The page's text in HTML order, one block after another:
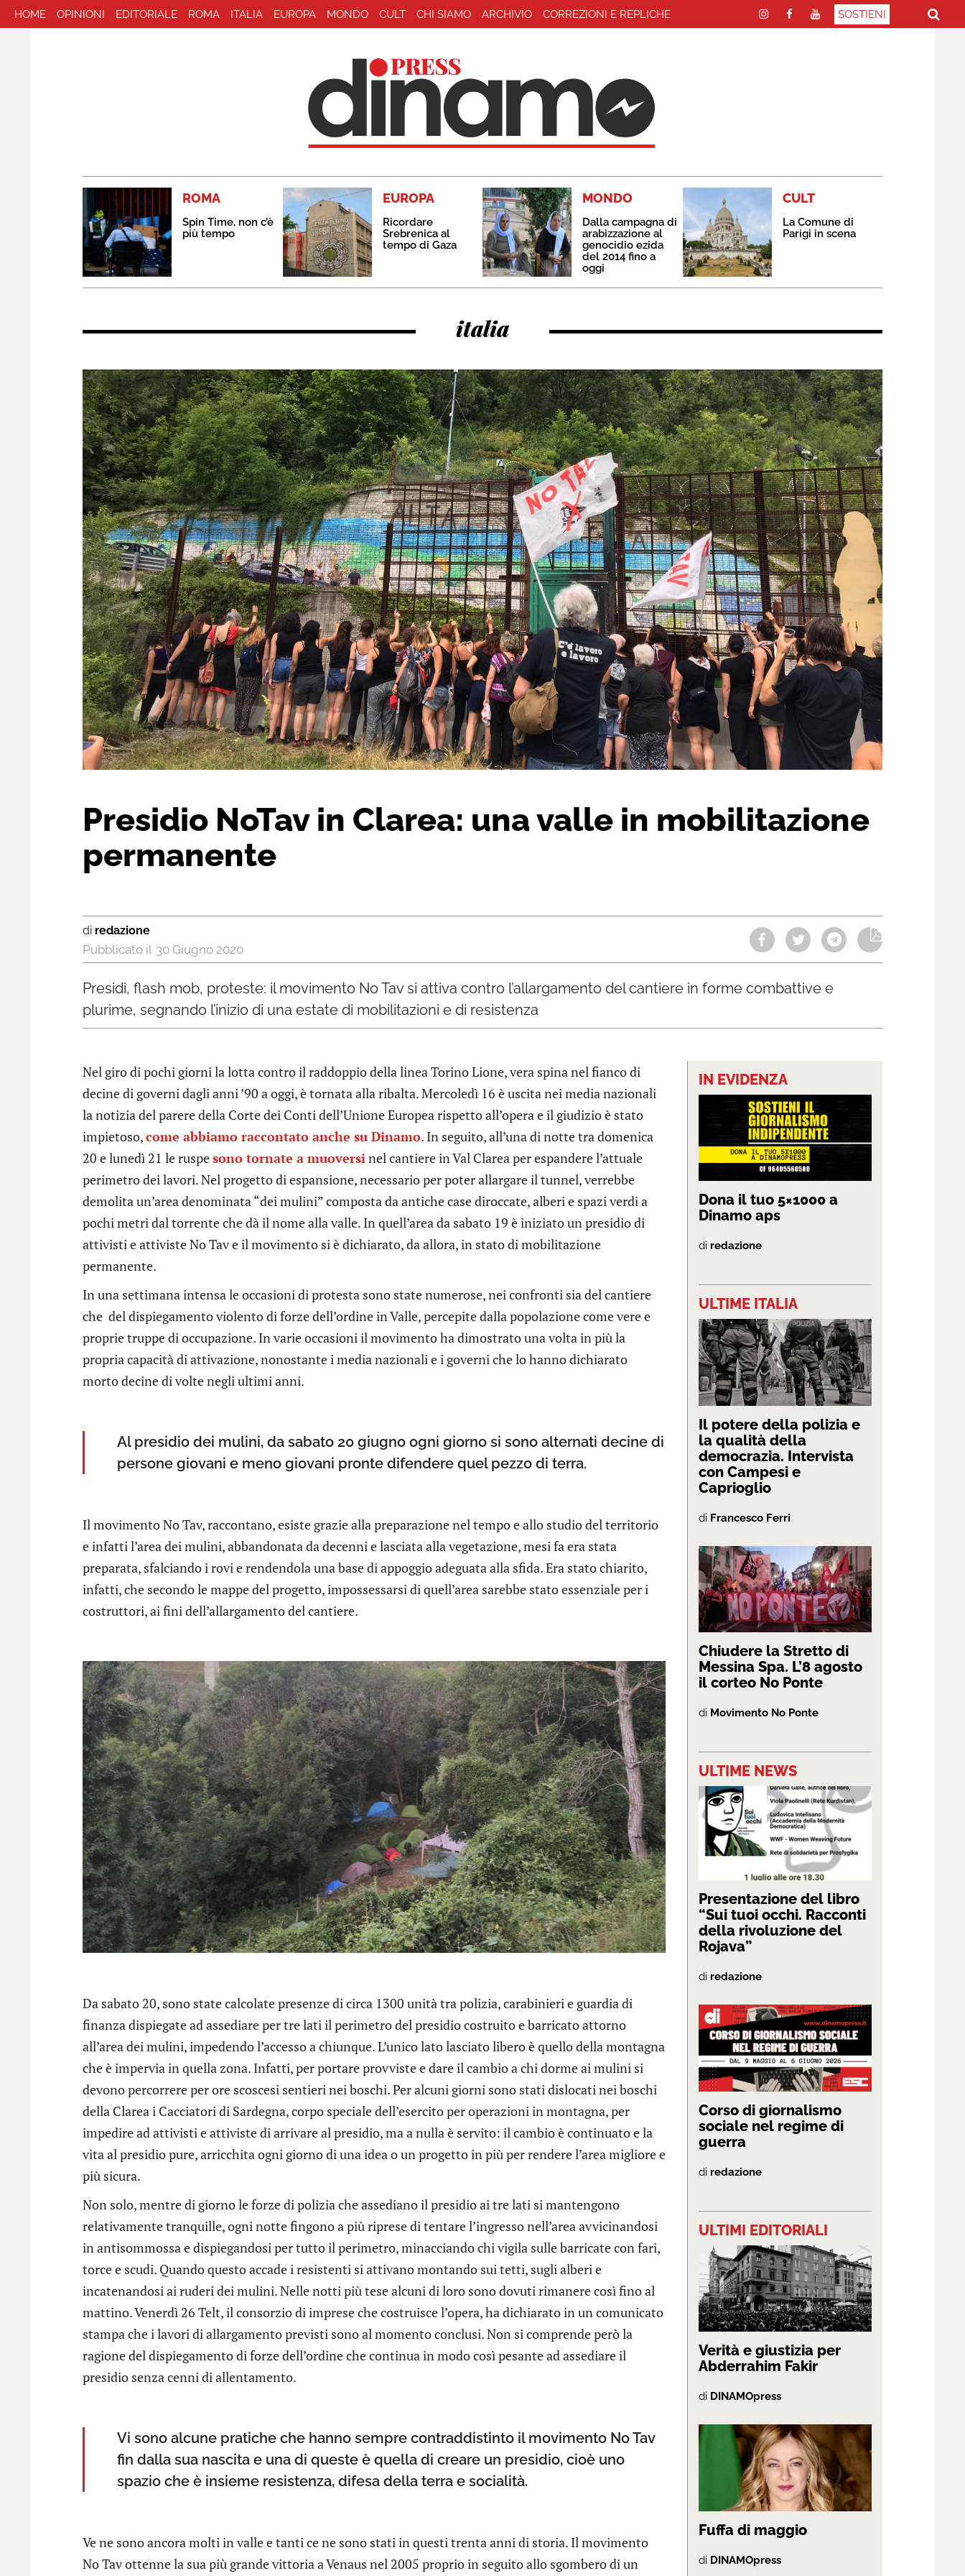
HOME OPINIONI EDITORIALE ROMA ITALIA EUROPA MONDO CULT CHI SIAMO ARCHIVIO CORREZIONI E REPLICHE SOSTIENI
ROMA
Spin Time, non c’è
più tempo
EUROPA
Ricordare
Srebrenica al
tempo di Gaza
MONDO
Dalla campagna di
arabizzazione al
genocidio ezida
del 2014 fino a
oggi
CULT
La Comune di
Parigi in scena
italia
Presidio NoTav in Clarea: una valle in mobilitazione
permanente
di redazione
30 Giugno 2020
Presidi, flash mob, proteste: il movimento No Tav si attiva contro l’allargamento del cantiere in forme combattive e
plurime, segnando l’inizio di una estate di mobilitazioni e di resistenza
Nel giro di pochi giorni la lotta contro il raddoppio della linea Torino Lione, vera spina nel fianco di
decine di governi dagli anni ’90 a oggi, è tornata alla ribalta. Mercoledì 16 è uscita nei media nazionali
la notizia del parere della Corte dei Conti dell’Unione Europea rispetto all’opera e il giudizio è stato
impietoso,come abbiamo raccontato anche su Dinamo. In seguito, all’una di notte tra domenica
20 e lunedì 21 le ruspesono tornate a muoversinel cantiere in Val Clarea per espandere l’attuale
perimetro dei lavori. Nel progetto di espansione, necessario per poter allargare il tunnel, verrebbe
demolita un’area denominata “dei mulini” composta da antiche case diroccate, alberi e spazi verdi a
pochi metri dal torrente che dà il nome alla valle. In quell’area da sabato 19 è iniziato un presidio di
attivisti e attiviste No Tav e il movimento si è dichiarato, da allora, in stato di mobilitazione
permanente.
In una settimana intensa le occasioni di protesta sono state numerose, nei confronti sia del cantiere
che del dispiegamento violento di forze dell’ordine in Valle, percepite dalla popolazione come vere e
proprie truppe di occupazione. In varie occasioni il movimento ha dimostrato una volta in più la
propria capacità di attivazione, nonostante i media nazionali e i governi che lo hanno dichiarato
morto decine di volte negli ultimi anni.
Al presidio dei mulini, da sabato 20 giugno ogni giorno si sono alternati decine di
persone giovani e meno giovani pronte difendere quel pezzo di terra.
Il movimento No Tav, raccontano, esiste grazie alla preparazione nel tempo e allo studio del territorio
e infatti l’area dei mulini, abbandonata da decenni e lasciata alla vegetazione, mesi fa era stata
preparata, sfalciando i rovi e rendendola una base di appoggio adeguata alla sfida. Era stato chiarito,
infatti, che secondo le mappe del progetto, impossessarsi di quell’area sarebbe stato essenziale per i
costruttori, ai fini dell’allargamento del cantiere.
Da sabato 20, sono state calcolate presenze di circa 1300 unità tra polizia, carabinieri e guardia di
finanza dispiegate ad assediare per tre lati il perimetro del presidio costruito e barricato attorno
all’area dei mulini, impedendo l’accesso a chiunque. L’unico lato lasciato libero è quello della montagna
che è impervia in quella zona. Infatti, per portare provviste e dare il cambio a chi dorme ai mulini si
devono percorrere per ore scoscesi sentieri nei boschi. Per alcuni giorni sono stati dislocati nei boschi
della Clarea i Cacciatori di Sardegna, corpo speciale dell’esercito per operazioni in montagna, per
impedire ad attivisti e attiviste di arrivare al presidio, ma a nulla è servito: il cambio è continuato e la
vita al presidio pure, arricchita ogni giorno di una idea o un progetto in più per rendere l’area migliore e
più sicura.
Non solo, mentre di giorno le forze di polizia che assediano il presidio ai tre lati si mantengono
relativamente tranquille, ogni notte fingono a più riprese di tentare l’ingresso nell’area avvicinandosi
in antisommossa e dispiegandosi per tutto il perimetro, minacciando chi vigila sulle barricate con fari,
torce e scudi. Quando questo accade i resistenti si attivano montando sui tetti, sugli alberi e
incatenandosi ai ruderi dei mulini. Nelle notti più tese alcuni di loro sono dovuti rimanere così fino al
mattino. Venerdì 26 Telt, il consorzio di imprese che costruisce l’opera, ha dichiarato in un comunicato
stampa che i lavori di allargamento previsti sono al momento conclusi. Non si comprende però la
ragione del dispiegamento di forze dell’ordine che continua in modo così pesante ad assediare il
presidio senza cenni di allentamento.
Vi sono alcune pratiche che hanno sempre contraddistinto il movimento No Tav
fin dalla sua nascita e una di queste è quella di creare un presidio, cioè uno
spazio che è insieme resistenza, difesa della terra e socialità.
Ve ne sono ancora molti in valle e tanti ce ne sono stati in questi trenta anni di storia. Il movimento
No Tav ottenne la sua più grande vittoria a Venaus nel 2005 proprio in seguito allo sgombero di un
IN EVIDENZA
Dona il tuo 5×1000 a
Dinamo aps
di redazione
ULTIME ITALIA
Il potere della polizia e
la qualità della
democrazia. Intervista
con Campesi e
Caprioglio
di Francesco Ferri
Chiudere la Stretto di
Messina Spa. L’8 agosto
il corteo No Ponte
di Movimento No Ponte
ULTIME NEWS
Presentazione del libro
“Sui tuoi occhi. Racconti
della rivoluzione del
Rojava”
di redazione
Corso di giornalismo
sociale nel regime di
guerra
di redazione
ULTIMI EDITORIALI
Verità e giustizia per
Abderrahim Fakir
di DINAMOpress
Fuffa di maggio
di DINAMOpress